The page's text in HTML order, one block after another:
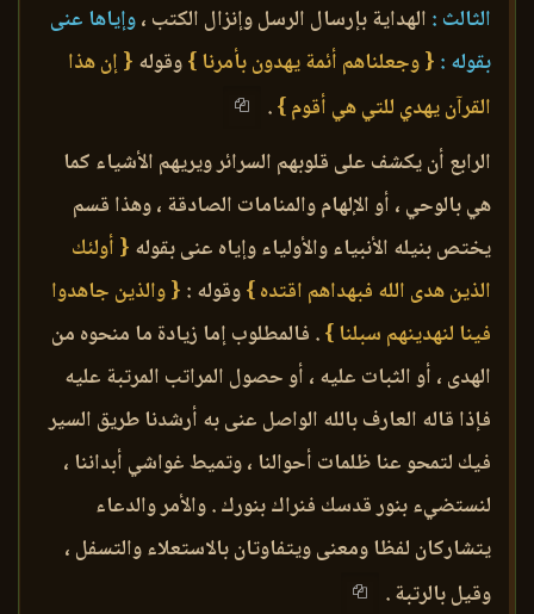
الثالث : الهداية بإرسال الرسل وإنزال الكتب ،وإياها عنى
بقوله : { وجعلناهم أئمة يهدون بأمرنا }وقوله { إن هذا
القرآن يهدي للتي هي أقوم }.
الرابع أن يكشف على قلوبهم السرائر ويريهم الأشياء كما
هي بالوحي ، أو الإلهام والمنامات الصادقة ، وهذا قسم
يختص بنيله الأنبياء والأولياء وإياه عنى بقوله { أولئك
الذين هدى الله فبهداهم اقتده }وقوله : { والذين جاهدوا
فينا لنهدينهم سبلنا }. فالمطلوب إما زيادة ما منحوه من
الهدى ، أو الثبات عليه ، أو حصول المراتب المرتبة عليه
فإذا قاله العارف بالله الواصل عنى به أرشدنا طريق السير
فيك لتمحو عنا ظلمات أحوالنا ، وتميط غواشي أبداننا ،
لنستضيء بنور قدسك فنراك بنورك . والأمر والدعاء
يتشاركان لفظا ومعنى ويتفاوتان بالاستعلاء والتسفل ،
وقيل بالرتبة .